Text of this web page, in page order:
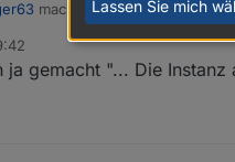
dass er eine index_m.html
mach mal n manuellen upload in dem Tab Adapter, Expertenmodus, dann bei dem
upload Zeichen klicken..
ja gemacht "... Die
Lassen Sie mich